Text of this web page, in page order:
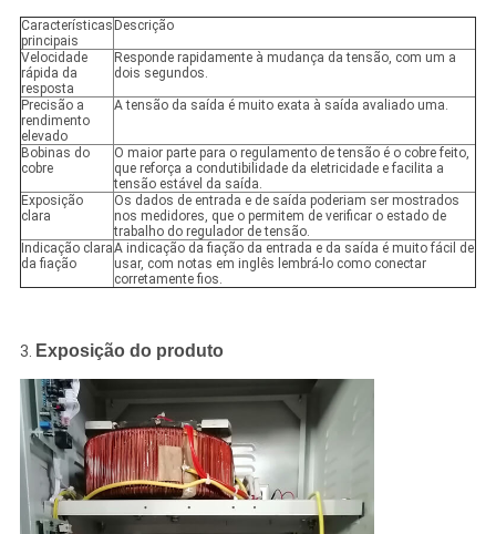
Características
principais
Descrição
Velocidade
rápida da
resposta
Responde rapidamente à mudança da tensão, com um a
dois segundos.
Precisão a
rendimento
elevado
A tensão da saída é muito exata à saída avaliado uma.
Bobinas do
cobre
O maior parte para o regulamento de tensão é o cobre feito,
que reforça a condutibilidade da eletricidade e facilita a
tensão estável da saída.
Exposição
clara
Os dados de entrada e de saída poderiam ser mostrados
nos medidores, que o permitem de verificar o estado de
trabalho do regulador de tensão.
Indicação clara
da fiação
A indicação da fiação da entrada e da saída é muito fácil de
usar, com notas em inglês lembrá-lo como conectar
corretamente fios.
3. Exposição do produto